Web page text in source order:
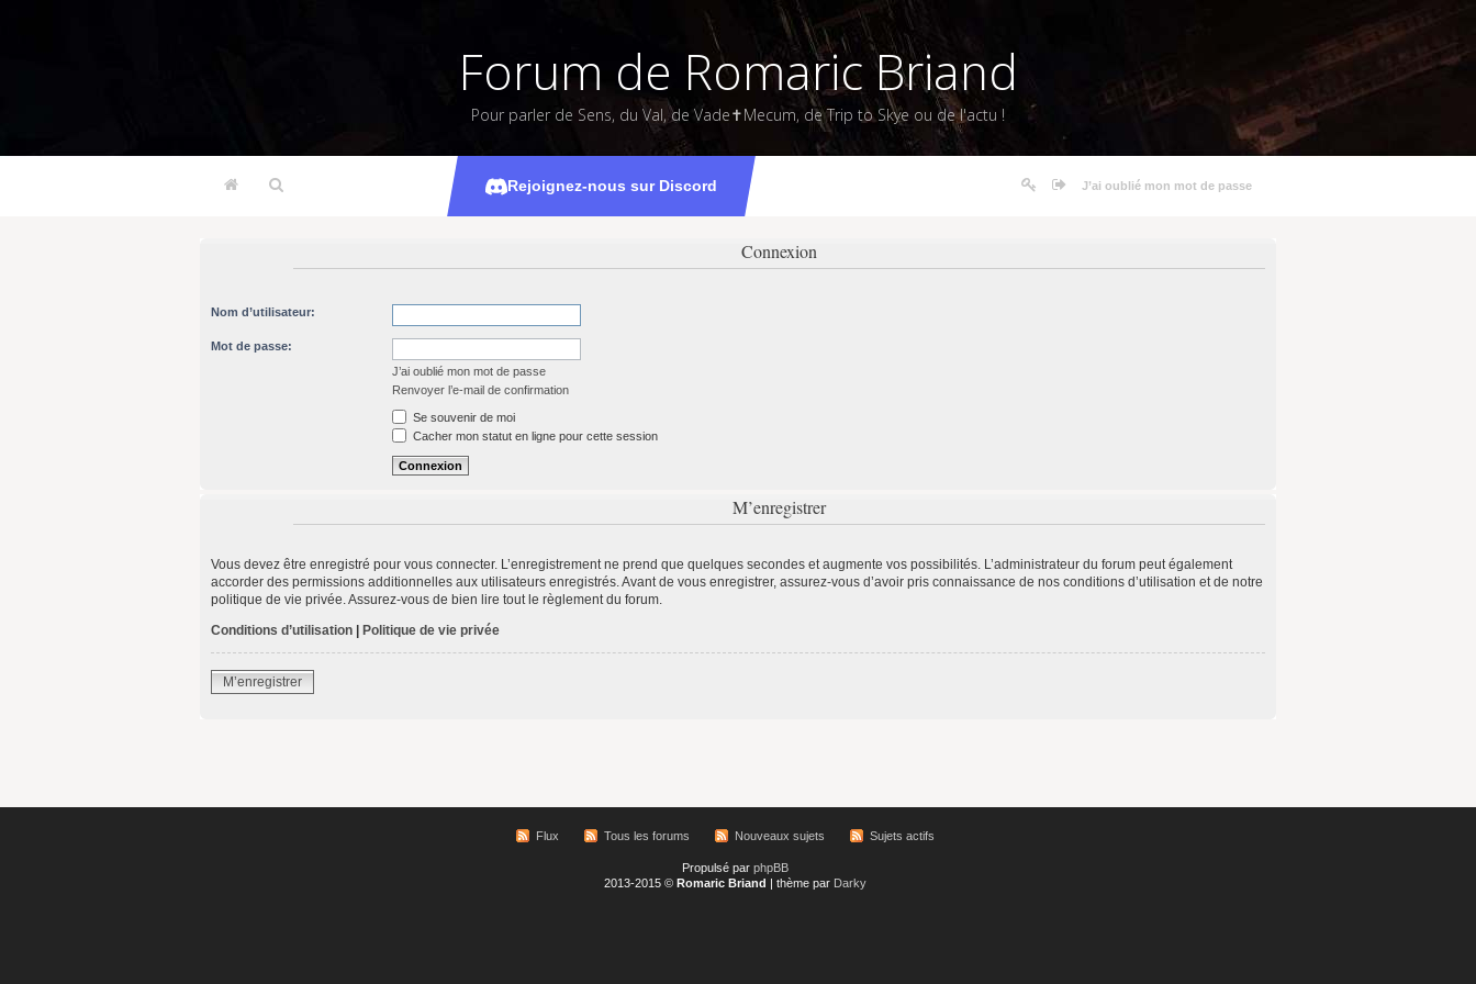
Forum de Romaric Briand
Pour parler de Sens, du Val, de Vade✝Mecum, de Trip to Skye ou de l'actu !
Rejoignez-nous sur Discord J’ai oublié mon mot de passe
Connexion
Nom d’utilisateur:
Mot de passe:
J’ai oublié mon mot de passe
Renvoyer l’e-mail de confirmation
Se souvenir de moi
Cacher mon statut en ligne pour cette session
M’enregistrer
Vous devez être enregistré pour vous connecter. L’enregistrement ne prend que quelques secondes et augmente vos possibilités. L’administrateur du forum peut également
accorder des permissions additionnelles aux utilisateurs enregistrés. Avant de vous enregistrer, assurez-vous d’avoir pris connaissance de nos conditions d’utilisation et de notre
politique de vie privée. Assurez-vous de bien lire tout le règlement du forum.
Conditions d’utilisation
Politique de vie privée
M’enregistrer
Flux Tous les forums Nouveaux sujets Sujets actifs
Propulsé par phpBB
2013-2015 © Romaric Briand | thème par Darky